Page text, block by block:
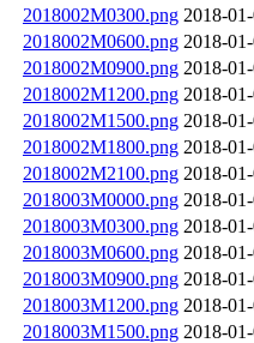
2018002M0300.png 2018-
2018002M0600.png 2018-
2018002M0900.png 2018-
2018002M1200.png 2018-
2018002M1500.png 2018-
2018002M1800.png 2018-
2018002M2100.png 2018-
2018003M0000.png 2018-
2018003M0300.png 2018-
2018003M0600.png 2018-
2018003M0900.png 2018-
2018003M1200.png 2018-
2018003M1500.png 2018-